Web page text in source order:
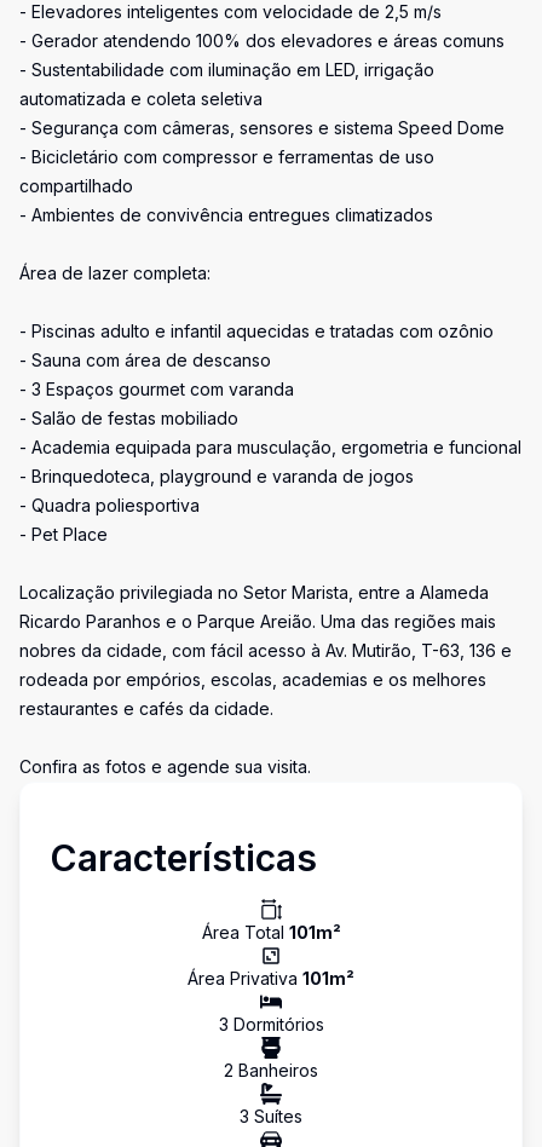
- Elevadores inteligentes com velocidade de 2,5 m/s
- Gerador atendendo 100% dos elevadores e áreas comuns
- Sustentabilidade com iluminação em LED, irrigação
automatizada e coleta seletiva
- Segurança com câmeras, sensores e sistema Speed Dome
- Bicicletário com compressor e ferramentas de uso
compartilhado
- Ambientes de convivência entregues climatizados
Área de lazer completa:
- Piscinas adulto e infantil aquecidas e tratadas com ozônio
- Sauna com área de descanso
- 3 Espaços gourmet com varanda
- Salão de festas mobiliado
- Academia equipada para musculação, ergometria e funcional
- Brinquedoteca, playground e varanda de jogos
- Quadra poliesportiva
- Pet Place
Localização privilegiada no Setor Marista, entre a Alameda
Ricardo Paranhos e o Parque Areião. Uma das regiões mais
nobres da cidade, com fácil acesso à Av. Mutirão, T-63, 136 e
rodeada por empórios, escolas, academias e os melhores
restaurantes e cafés da cidade.
Confira as fotos e agende sua visita.
Características
Área Total 101m²
Área Privativa 101m²
3 Dormitórios
2 Banheiros
3 Suítes